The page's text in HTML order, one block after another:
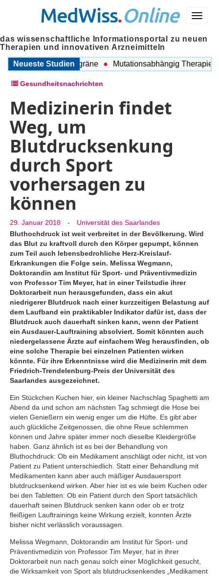
Menü
MedWiss.Online
das wissenschaftliche Informationsportal zu neuen
Therapien und innovativen Arzneimitteln
Neueste Studien
COPD und Migräne Mutationsabhängig Therapie
Gesundheitsnachrichten
Medizinerin findet
Weg, um
Blutdrucksenkung
durch Sport
vorhersagen zu
können
29. Januar 2018 -
Universität des Saarlandes
Bluthochdruck ist weit verbreitet in der Bevölkerung. Wird
das Blut zu kraftvoll durch den Körper gepumpt, können
zum Teil auch lebensbedrohliche Herz-Kreislauf-
Erkrankungen die Folge sein. Melissa Wegmann,
Doktorandin am Institut für Sport- und Präventivmedizin
von Professor Tim Meyer, hat in einer Teilstudie ihrer
Doktorarbeit nun herausgefunden, dass ein akut
niedrigerer Blutdruck nach einer kurzzeitigen Belastung auf
dem Laufband ein praktikabler Indikator dafür ist, dass der
Blutdruck auch dauerhaft sinken kann, wenn der Patient
ein Ausdauer-Lauftraining absolviert. Somit könnten auch
niedergelassene Ärzte auf einfachem Weg herausfinden, ob
eine solche Therapie bei einzelnen Patienten wirken
könnte. Für ihre Erkenntnisse wird die Medizinerin mit dem
Friedrich-Trendelenburg-Preis der Universität des
Saarlandes ausgezeichnet.
Ein Stückchen Kuchen hier, ein kleiner Nachschlag Spaghetti am
Abend da und schon am nächsten Tag schmiegt die Hose bei
vielen Genießern ein wenig enger um die Hüfte. Es gibt aber
auch glückliche Zeitgenossen, die ohne Reue schlemmen
können und Jahre später immer noch dieselbe Kleidergröße
haben. Ganz ähnlich ist es bei der Behandlung von
Bluthochdruck: Ob ein Medikament anschlägt oder nicht, ist von
Patient zu Patient unterschiedlich. Statt einer Behandlung mit
Medikamenten kann aber auch mäßiger Ausdauersport
blutdrucksenkend wirken. Aber hier ist es wie beim Kuchen oder
bei den Tabletten: Ob ein Patient durch den Sport tatsächlich
dauerhaft seinen Blutdruck senken kann oder ob er trotz
fleißigen Lauftrainings keine Wirkung erzielt, konnten Ärzte
bisher nicht verlässlich voraussagen.
Melissa Wegmann, Doktorandin am Institut für Sport- und
Präventivmedizin von Professor Tim Meyer, hat in ihrer
Doktorarbeit nun nach genau solch einer Möglichkeit gesucht,
die Wirksamkeit von Sport als blutdrucksenkendes „Medikament